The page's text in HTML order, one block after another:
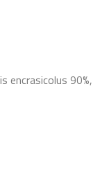
encrasicolus 90%,